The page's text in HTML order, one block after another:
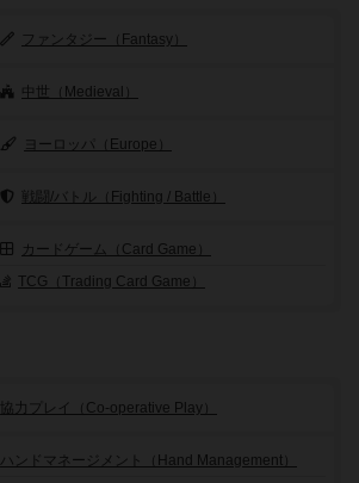
ファンタジー（Fantasy）
中世（Medieval）
ヨーロッパ（Europe）
戦闘/バトル（Fighting / Battle）
カードゲーム（Card Game）
TCG（Trading Card Game）
協力プレイ（Co-operative Play）
ハンドマネージメント（Hand Management）